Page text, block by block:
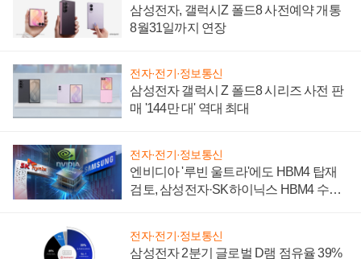
삼성전자, 갤럭시Z 폴드8 사전예약 개통
8월31일까지 연장
전자·전기·정보통신
삼성전자 갤럭시 Z 폴드8 시리즈 사전 판
매 '144만 대' 역대 최대
전자·전기·정보통신
엔비디아 '루빈 울트라'에도 HBM4 탑재
검토, 삼성전자·SK하이닉스 HBM4 수율
전자·전기·정보통신
삼성전자 2분기 글로벌 D램 점유율 39%